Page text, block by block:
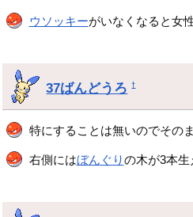
ウソッキーがいなくなると女
37ばんどうろ †
特にすることは無いのでその
右側にはぼんぐりの木が3本生